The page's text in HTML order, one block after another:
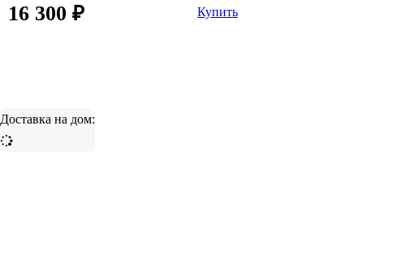
16 300 ₽ Купить
Доставка на дом: